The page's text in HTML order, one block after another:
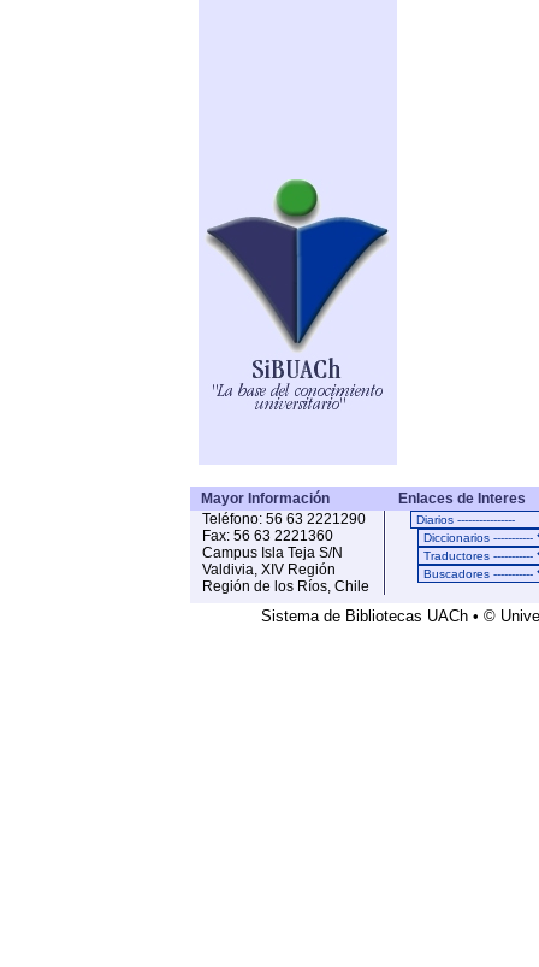
Mayor Información
Enlaces de Interes
Teléfono: 56 63 2221290
Fax: 56 63 2221360
Campus Isla Teja S/N
Valdivia, XIV Región
Región de los Ríos, Chile
Sistema de Bibliotecas UACh • ©